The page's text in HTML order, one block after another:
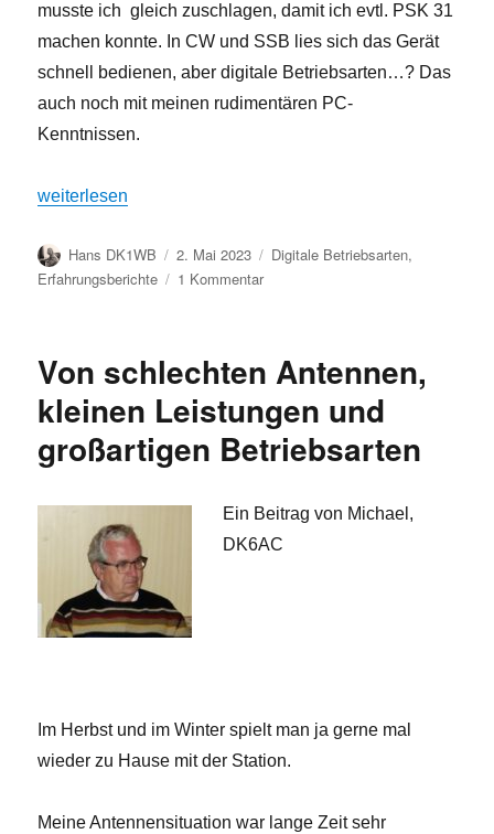
musste ich gleich zuschlagen, damit ich evtl. PSK 31
machen konnte. In CW und SSB lies sich das Gerät
schnell bedienen, aber digitale Betriebsarten…? Das
auch noch mit meinen rudimentären PC-
Kenntnissen.
„Mein Weg zu PSK 31“
weiterlesen
Autor
Hans DK1WB
Veröffentlicht
am
2. Mai 2023 Kategorien
Digitale Betriebsarten,
Erfahrungsberichte
1 Kommentarzu
PSK
Von schlechten Antennen,
kleinen Leistungen und
großartigen Betriebsarten
Ein Beitrag von Michael,
DK6AC
Im Herbst und im Winter spielt man ja gerne mal
wieder zu Hause mit der Station.
Meine Antennensituation war lange Zeit sehr